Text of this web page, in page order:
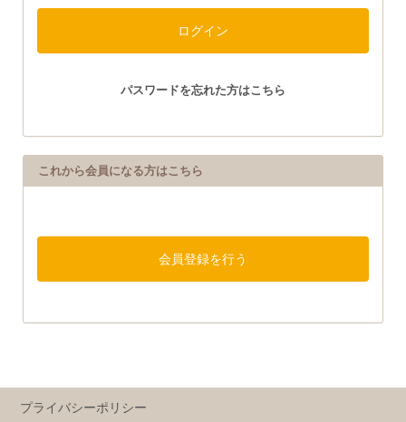
パスワードを忘れた方はこちら
これから会員になる方はこちら